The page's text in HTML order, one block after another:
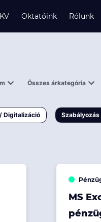
Oktatóink Rólunk
Összes árkategória
< 50 000 Ft
Digitalizáció
MS